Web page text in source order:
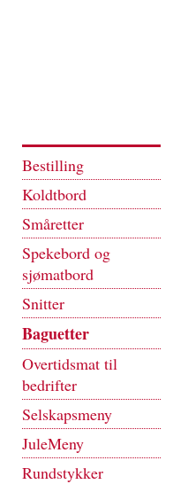
Bestilling
Koldtbord
Småretter
Spekebord og
sjømatbord
Snitter
Baguetter
Overtidsmat til
bedrifter
Selskapsmeny
JuleMeny
Rundstykker